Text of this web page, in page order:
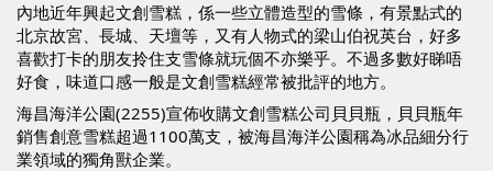
內地近年興起文創雪糕，係一些立體造型的雪條，有景點式的
北京故宮、長城、天壇等，又有人物式的梁山伯祝英台，好多
喜歡打卡的朋友拎住支雪條就玩個不亦樂乎。不過多數好睇唔
好食，味道口感一般是文創雪糕經常被批評的地方。
海昌海洋公園(2255)宣佈收購文創雪糕公司貝貝瓶，貝貝瓶年
銷售創意雪糕超過1100萬支，被海昌海洋公園稱為冰品細分行
業領域的獨角獸企業。